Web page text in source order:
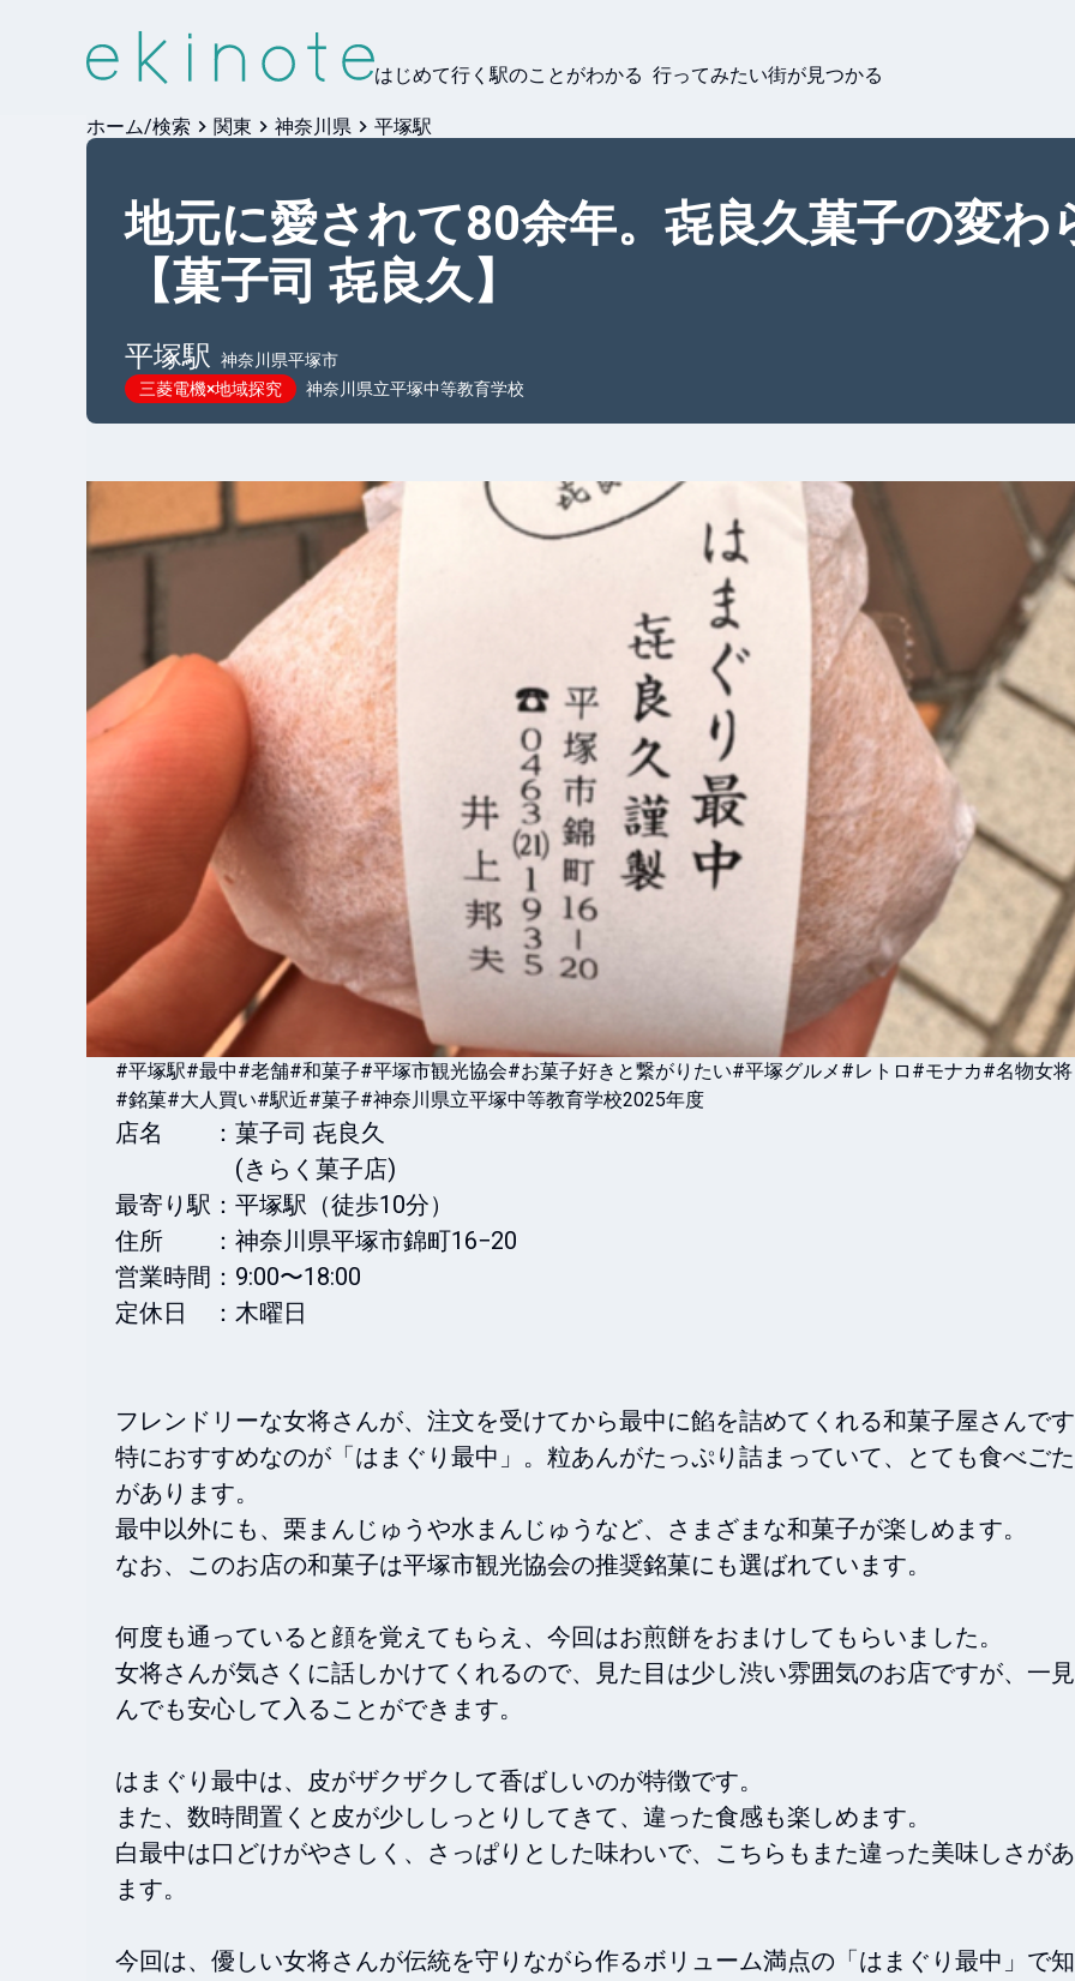
はじめて行く駅のことがわかる 行ってみたい街が見つかる
ホーム/検索 関東 神奈川県 平塚駅
地元に愛されて80余年。㐂良久菓子の変わ
【菓子司 㐂良久】
平塚駅
神奈川県平塚市
三菱電機×地域探究
神奈川県立平塚中等教育学校
#平塚駅#最中#老舗#和菓子#平塚市観光協会#お菓子好きと繋がりたい#平塚グルメ #レトロ #モナカ#名物女将
#銘菓#大人買い#駅近#菓子#神奈川県立平塚中等教育学校2025年度
店名　　：菓子司 㐂良久
(きらく菓子店)
最寄り駅：平塚駅（徒歩10分）
住所　　：神奈川県平塚市錦町16−20
営業時間：9:00〜18:00
定休日　：木曜日
フレンドリーな女将さんが、注文を受けてから最中に餡を詰めてくれる和菓子屋さんで
特におすすめなのが「はまぐり最中」。粒あんがたっぷり詰まっていて、とても食べご
があります。
最中以外にも、栗まんじゅうや水まんじゅうなど、さまざまな和菓子が楽しめます。
なお、このお店の和菓子は平塚市観光協会の推奨銘菓にも選ばれています。
何度も通っていると顔を覚えてもらえ、今回はお煎餅をおまけしてもらいました。
女将さんが気さくに話しかけてくれるので、見た目は少し渋い雰囲気のお店ですが、一
んでも安心して入ることができます。
はまぐり最中は、皮がザクザクして香ばしいのが特徴です。
また、数時間置くと皮が少ししっとりしてきて、違った食感も楽しめます。
白最中は口どけがやさしく、さっぱりとした味わいで、こちらもまた違った美味しさが
ます。
今回は、優しい女将さんが伝統を守りながら作るボリューム満点の「はまぐり最中」で